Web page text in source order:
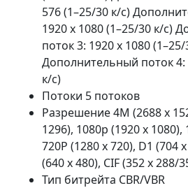
576 (1–25/30 к/с)
1920 x 1080 (1–25/30 к/с)
поток 3: 1920 x 1080
Дополнительный поток 4:
к/с)
Потоки 5 потоков
Разрешение 4M (2688 x
1296), 1080p (1920 x 1080),
720P (1280 x 720), D1 (704
(640 x 480), CIF (352 x 288/
Тип битрейта CBR/VBR